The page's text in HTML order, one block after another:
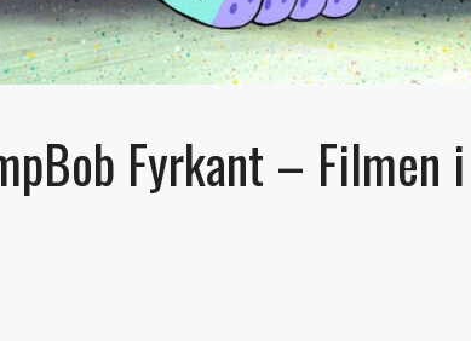
Fyrkant – Filmen